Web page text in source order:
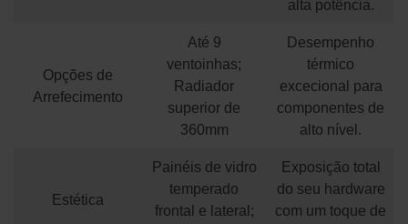
alta potência.
Opções de
Arrefecimento
Até 9
ventoinhas;
Radiador
superior de
360mm
Desempenho
térmico
excecional para
componentes de
alto nível.
Estética
Painéis de vidro
temperado
frontal e lateral;
Exposição total
do seu hardware
com um toque de